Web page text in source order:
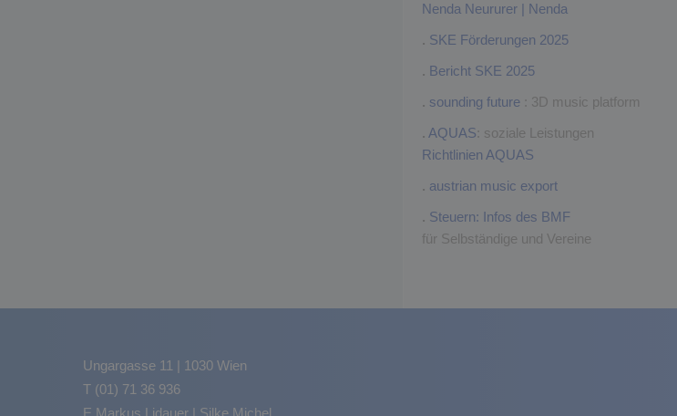
Nenda Neururer | Nenda
. SKE Förderungen 2025
. Bericht SKE 2025
. sounding future : 3D music platform
. AQUAS : soziale Leistungen
Richtlinien AQUAS
. austrian music export
. Steuern: Infos des BMF
für Selbständige und Vereine
Ungargasse 11 | 1030 Wien
T (01) 71 36 936
E Markus Lidauer | Silke Michel